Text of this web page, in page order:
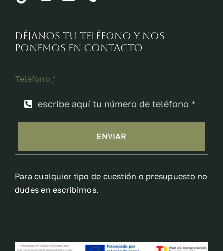
Déjanos tu teléfono y nos
ponemos en contacto
Teléfono *
ENVIAR
Para cualquier tipo de cuestión o presupuesto no
dudes en escribirnos.